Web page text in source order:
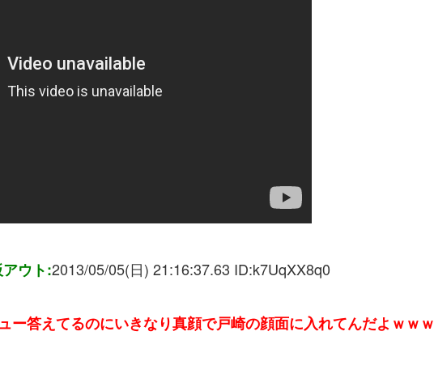
ウト:2013/05/05(日) 21:16:37.63 ID:k7UqXX8q0
ー答えてるのにいきなり真顔で戸崎の顔面に入れてんだよｗｗｗ